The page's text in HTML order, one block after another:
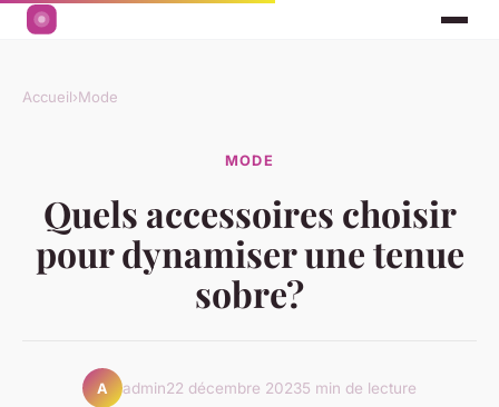
Accueil›Mode
MODE
Quels accessoires choisir
pour dynamiser une tenue
sobre?
A admin22 décembre 20235 min de lecture